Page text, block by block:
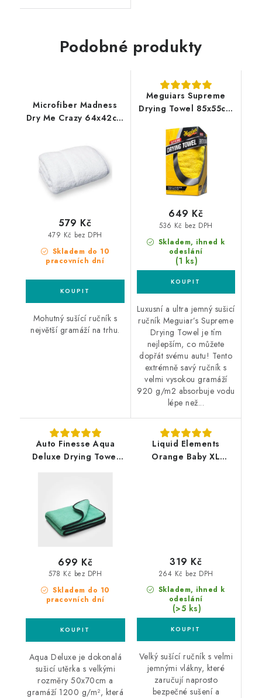
Podobné produkty
Microfiber Madness
Dry Me Crazy 64x42cm
Skladem do 10
pracovních dní
479 Kč bez DPH
579 Kč
Mohutný sušící ručník s
největší gramáží na trhu.
Meguiars Supreme
Drying Towel 85x55cm
ručník
Skladem, ihned k
odeslání
(1 ks)
536 Kč bez DPH
649 Kč
Luxusní a ultra jemný sušicí
ručník Meguiar’s Supreme
Drying Towel je tím
nejlepším, co můžete
dopřát svému autu! Tento
extrémně savý ručník s
velmi vysokou gramáží
920 g/m2 absorbuje vodu
lépe než...
Auto Finesse Aqua
Deluxe Drying Towel
Skladem do 10
pracovních dní
578 Kč bez DPH
699 Kč
Aqua Deluxe je dokonalá
sušicí utěrka s velkými
rozměry 50x70cm a
gramáží 1200 g/m², která
Liquid Elements
Orange Baby XL
Skladem, ihned k
odeslání
(>5 ks)
264 Kč bez DPH
319 Kč
Velký sušící ručník s velmi
jemnými vlákny, které
zaručují naprosto
bezpečné sušení a